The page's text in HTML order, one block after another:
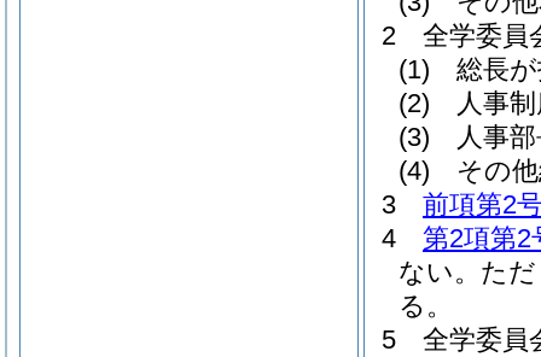
2
全学委員
(1)
総長
(2)
人事
(3)
人事
(4)
その
3
前項第2
4
第2項第2
ない。 た
る。
5
全学委員